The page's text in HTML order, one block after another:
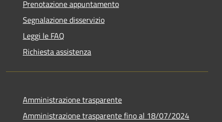
Prenotazione appuntamento
Segnalazione disservizio
Leggi le FAQ
Richiesta assistenza
Amministrazione trasparente
Amministrazione trasparente fino al 18/07/2024